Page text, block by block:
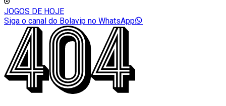
JOGOS DE HOJE
Siga o canal do Bolavip no WhatsApp